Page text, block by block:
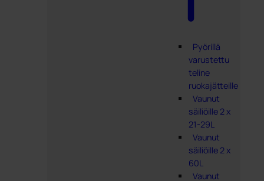
Pyörillä
varustettu
teline
ruokajätteille
Vaunut
säiliöille 2 x
21-29L
Vaunut
säiliöille 2 x
60L
Vaunut